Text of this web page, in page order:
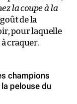
la coupe à la
de la
pour laquelle
craquer.
champions
pelouse du